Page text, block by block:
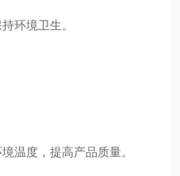
环境卫生。
温度，提高产品质量。